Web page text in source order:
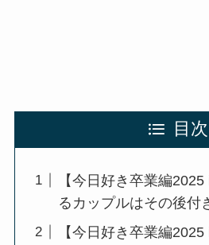
目次
【今日好き卒業編
るカップルはその後付
【今日好き卒業編